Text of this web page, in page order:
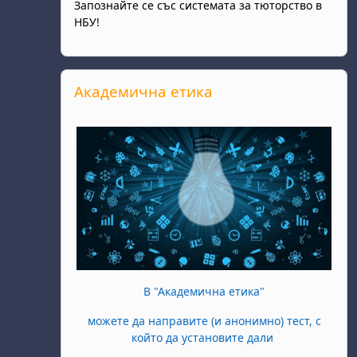
Запознайте се със системата за тюторство в
НБУ!
Прескочи Академична етика
Академична етика
В "Академична етика"
можете да направите (и анонимно) тест, с
който да установите дали